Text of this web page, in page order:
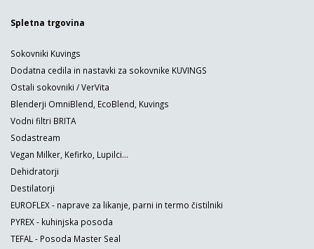
Spletna trgovina
Sokovniki Kuvings
Dodatna cedila in nastavki za sokovnike KUVINGS
Ostali sokovniki / VerVita
Blenderji OmniBlend, EcoBlend, Kuvings
Vodni filtri BRITA
Sodastream
Vegan Milker, Kefirko, Lupilci...
Dehidratorji
Destilatorji
EUROFLEX - naprave za likanje, parni in termo čistilniki
PYREX - kuhinjska posoda
TEFAL - Posoda Master Seal